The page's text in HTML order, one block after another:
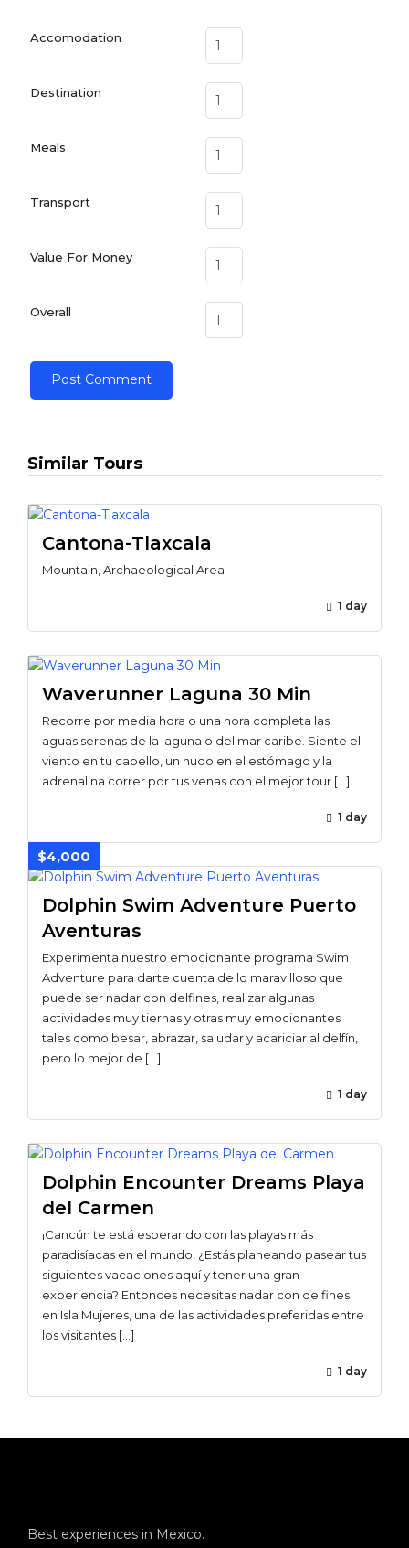
Accomodation
Destination
Meals
Transport
Value For Money
Overall
Similar Tours
Cantona-Tlaxcala
Mountain, Archaeological Area
1 day
Waverunner Laguna 30 Min
Recorre por media hora o una hora completa las
aguas serenas de la laguna o del mar caribe. Siente el
viento en tu cabello, un nudo en el estómago y la
adrenalina correr por tus venas con el mejor tour […]
1 day
$4,000
Dolphin Swim Adventure Puerto
Aventuras
Experimenta nuestro emocionante programa Swim
Adventure para darte cuenta de lo maravilloso que
puede ser nadar con delfines, realizar algunas
actividades muy tiernas y otras muy emocionantes
tales como besar, abrazar, saludar y acariciar al delfín,
pero lo mejor de […]
1 day
Dolphin Encounter Dreams Playa
del Carmen
¡Cancún te está esperando con las playas más
paradisíacas en el mundo! ¿Estás planeando pasear tus
siguientes vacaciones aquí y tener una gran
experiencia? Entonces necesitas nadar con delfines
en Isla Mujeres, una de las actividades preferidas entre
los visitantes […]
1 day
Best experiences in Mexico.